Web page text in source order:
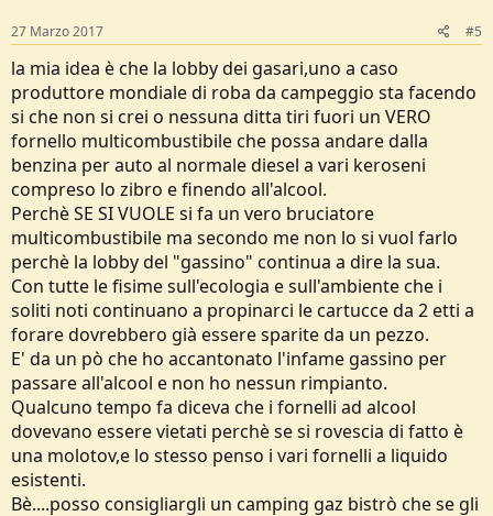
s
:
27 Marzo 2017 #5
la mia idea è che la lobby dei gasari,uno a caso
produttore mondiale di roba da campeggio sta facendo
si che non si crei o nessuna ditta tiri fuori un VERO
fornello multicombustibile che possa andare dalla
benzina per auto al normale diesel a vari keroseni
compreso lo zibro e finendo all'alcool.
Perchè SE SI VUOLE si fa un vero bruciatore
multicombustibile ma secondo me non lo si vuol farlo
perchè la lobby del "gassino" continua a dire la sua.
Con tutte le fisime sull'ecologia e sull'ambiente che i
soliti noti continuano a propinarci le cartucce da 2 etti a
forare dovrebbero già essere sparite da un pezzo.
E' da un pò che ho accantonato l'infame gassino per
passare all'alcool e non ho nessun rimpianto.
Qualcuno tempo fa diceva che i fornelli ad alcool
dovevano essere vietati perchè se si rovescia di fatto è
una molotov,e lo stesso penso i vari fornelli a liquido
esistenti.
Bè....posso consigliargli un camping gaz bistrò che se gli